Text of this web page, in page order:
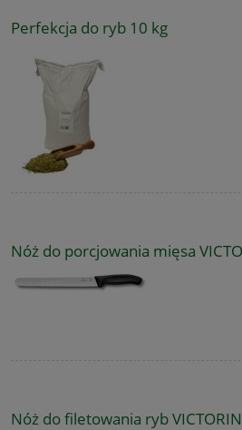
Perfekcja do ryb 10 kg
Nóż do porcjowania mięsa
Nóż do filetowania ryb